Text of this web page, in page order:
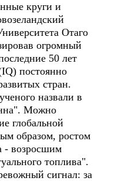
круги и
Отаго
огромный
50 лет
постоянно
стран.
назвали в
Можно
глобальной
образом, ростом
- возросшим
топлива".
сигнал: за